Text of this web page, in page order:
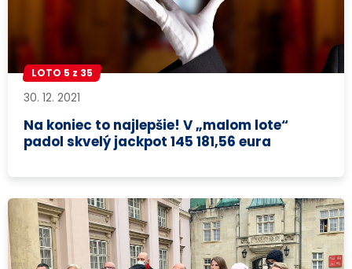
LOTO 5 z 35
30. 12. 2021
Na koniec to najlepšie! V „malom lote“
padol skvelý jackpot 145 181,56 eura